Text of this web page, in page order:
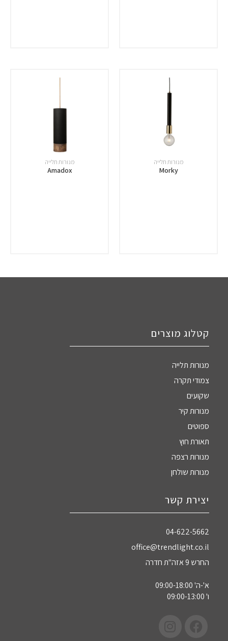
מנורות תלייה
Morky
מנורות תלייה
Amadox
קטלוג מוצרים
מנורות תלייה
צמודי תקרה
שקועים
מנורות קיר
ספוטים
תאורת חוץ
מנורות רצפה
מנורות שולחן
יצירת קשר
04-622-5662‏
office@trendlight.co.il
החרש 9 אזה"ת חדרה
א'-ה' 09:00-18:00
ו' 09:00-13:00